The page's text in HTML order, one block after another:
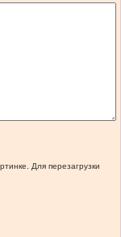
Для перезагрузки